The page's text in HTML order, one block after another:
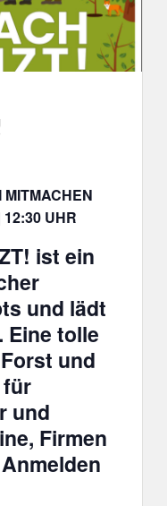
12:30 UHR
ist ein
und lädt
Eine tolle
und
und
Firmen